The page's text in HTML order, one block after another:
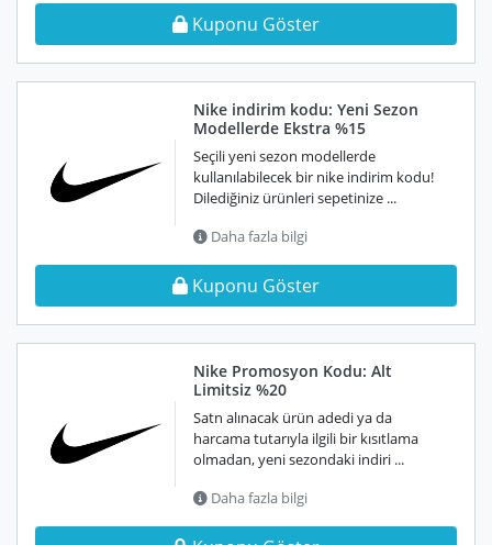
Kuponu Göster
Nike indirim kodu: Yeni Sezon
Modellerde Ekstra %15
Seçili yeni sezon modellerde
kullanılabilecek bir nike indirim kodu!
Dilediğiniz ürünleri sepetinize ...
Daha fazla bilgi
Kuponu Göster
Nike Promosyon Kodu: Alt
Limitsiz %20
Satn alınacak ürün adedi ya da
harcama tutarıyla ilgili bir kısıtlama
olmadan, yeni sezondaki indiri ...
Daha fazla bilgi